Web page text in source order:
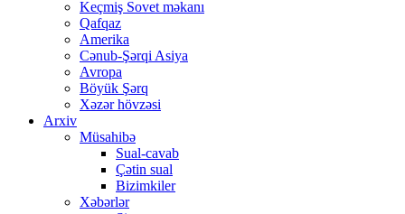
Keçmiş Sovet məkanı
Qafqaz
Amerika
Cənub-Şərqi Asiya
Avropa
Böyük Şərq
Xəzər hövzəsi
Arxiv
Müsahibə
Sual-cavab
Çətin sual
Bizimkiler
Xəbərlər